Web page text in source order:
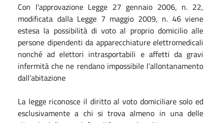
Con l'approvazione Legge 27 gennaio 2006, n. 22,
modificata dalla Legge 7 maggio 2009, n. 46 viene
estesa la possibilità di voto al proprio domicilio alle
persone dipendenti da apparecchiature elettromedicali
nonché ad elettori intrasportabili e affetti da gravi
infermità che ne rendano impossibile l’allontanamento
dall’abitazione
La legge riconosce il diritto al voto domiciliare solo ed
esclusivamente a chi si trova almeno in una delle